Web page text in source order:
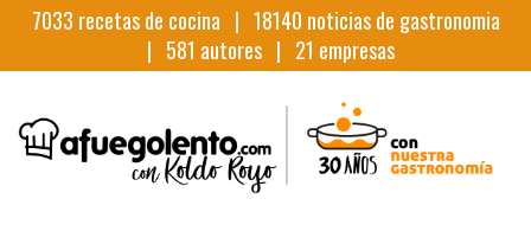
7033 recetas de cocina | 18140 noticias de gastronomia
| 581 autores | 21 empresas